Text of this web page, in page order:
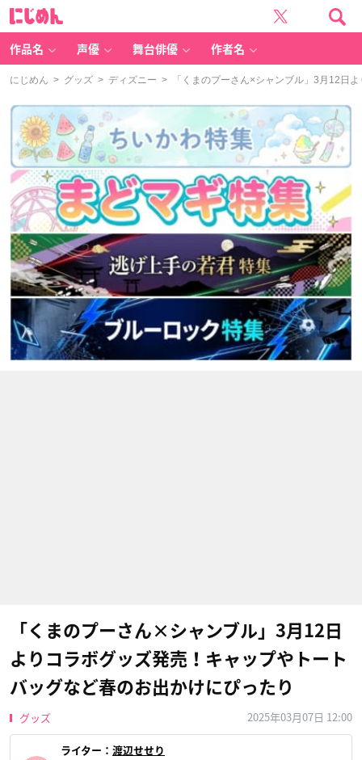
作品名 声優 舞台俳優 作者名
にじめん > グッズ > ディズニー > 「くまのプーさん×シャンブル」3月12日
「くまのプーさん×シャンブル」3月12日
よりコラボグッズ発売！キャップやトート
バッグなど春のお出かけにぴったり
グッズ 2025年03月07日 12:00
ライター： 渡辺せせり